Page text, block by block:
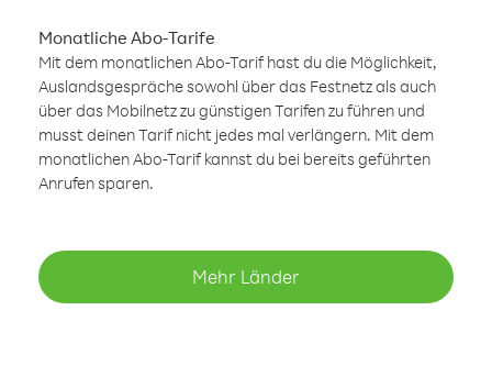
Monatliche Abo-Tarife
Mit dem monatlichen Abo-Tarif hast du die Möglichkeit,
Auslandsgespräche sowohl über das Festnetz als auch
über das Mobilnetz zu günstigen Tarifen zu führen und
musst deinen Tarif nicht jedes mal verlängern. Mit dem
monatlichen Abo-Tarif kannst du bei bereits geführten
Anrufen sparen.
Mehr Länder